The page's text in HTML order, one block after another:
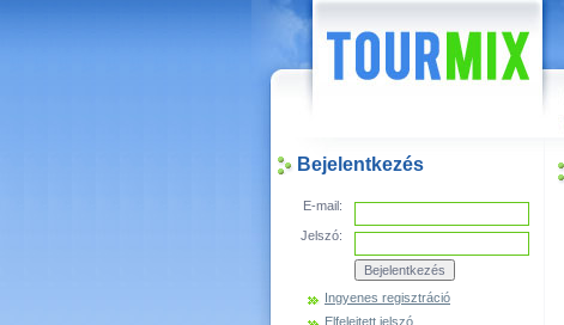
Bejelentkezés
E-mail:
Jelszó:
Ingyenes regisztráció
Elfelejtett jelszó